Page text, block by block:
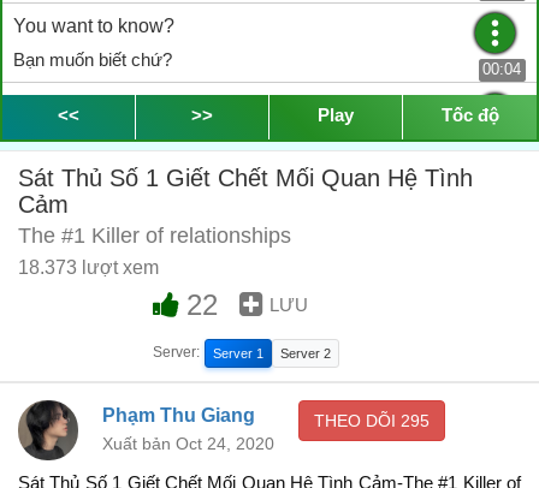
You want to know?
Bạn muốn biết chứ?
00:04
Nó là một từ có 4 chữ cái
00:05
called “WANT”.
"Baby, I want you to…"
"Anh yêu, em muốn anh…"
"Awww. I wanna be more like them."
"Ôiii. em muốn mình giống như họ".
"I want you to be more like Prince EA."
"Em muốn anh giống như anh Prince EA."
<< >> Play Tốc độ
Sát Thủ Số 1 Giết Chết Mối Quan Hệ Tình
Cảm
The #1 Killer of relationships
18.373 lượt xem
22 LƯU
Server: Server 1 Server 2
Phạm Thu Giang
Xuất bản Oct 24, 2020
THEO DÕI 295
Sát Thủ Số 1 Giết Chết Mối Quan Hệ Tình Cảm-The #1 Killer of